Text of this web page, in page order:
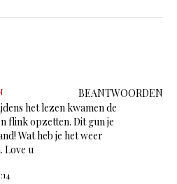
BEANTWOORDEN
het lezen kwamen de
flink opzetten. Dit gun je
Wat heb je het weer
Love u